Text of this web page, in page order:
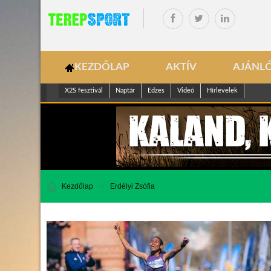
KEZDŐLAP AKTÍV
X2S fesztivál Naptár Edzes Videó Hírlevelek
Kezdőlap Erdélyi Zsófia